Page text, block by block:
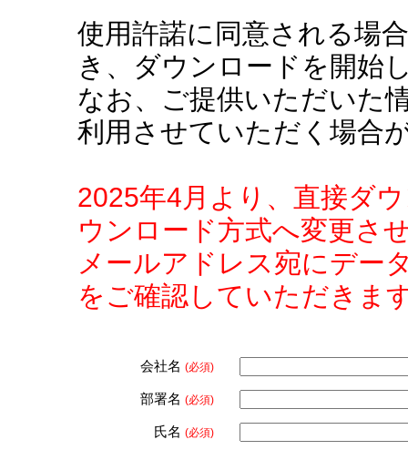
使用許諾に同意される場
き、ダウンロードを開始
なお、ご提供いただいた
利用させていただく場合
2025年4月より、直接ダ
ウンロード方式へ変更さ
メールアドレス宛にデー
をご確認していただきま
会社名 (必須)
部署名 (必須)
氏名 (必須)